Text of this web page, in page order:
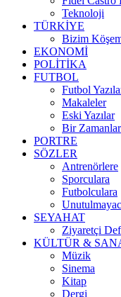
Teknoloji
TÜRKİYE
Bizim
EKONOMİ
POLİTİKA
FUTBOL
Futbol
Makaleler
Eski Yazılar
Bir Zamanlar
PORTRE
SÖZLER
Antrenörlere
Sporculara
Futbolculara
SEYAHAT
Ziyaretçi
KÜLTÜR &
Müzik
Sinema
Kitap
Dergi